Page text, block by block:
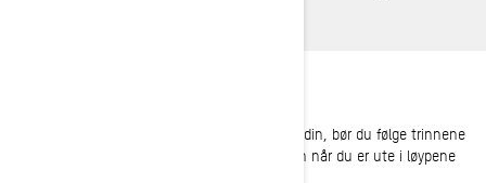
Før du tar en tur med Ski-Doo-snøscooteren din, bør du følge trinnene
nedenfor i appen for å maksimere opplevelsen når du er ute i løypene